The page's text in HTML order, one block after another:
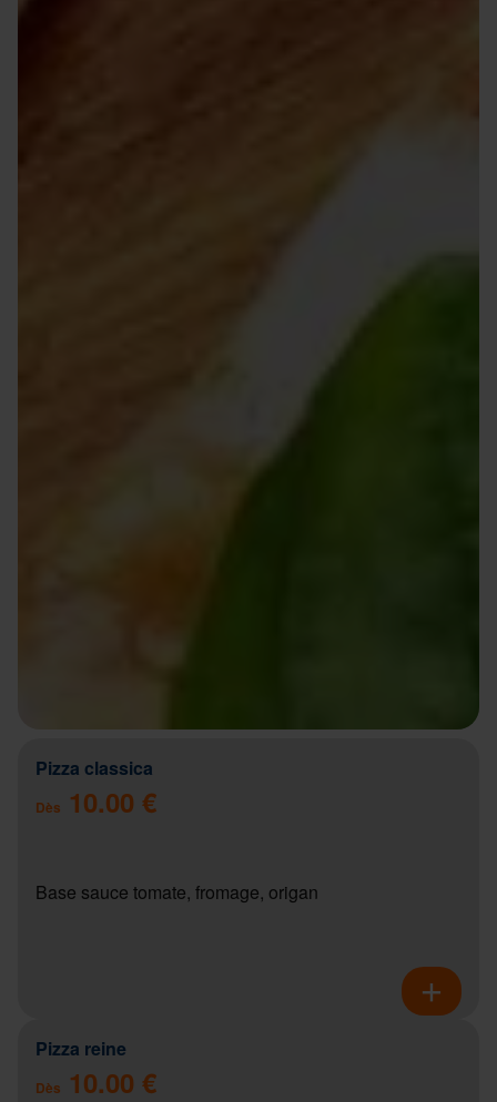
Pizza classica
Dès 10.00 €
Base sauce tomate, fromage, origan
Pizza reine
Dès 10.00 €